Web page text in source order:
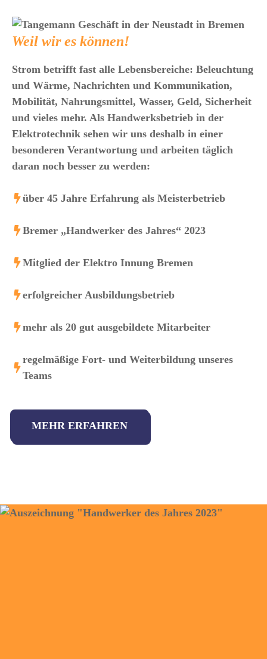
Weil wir es können!
Strom betrifft fast alle Lebensbereiche: Beleuchtung
und Wärme, Nachrichten und Kommunikation,
Mobilität, Nahrungsmittel, Wasser, Geld, Sicherheit
und vieles mehr. Als Handwerksbetrieb in der
Elektrotechnik sehen wir uns deshalb in einer
besonderen Verantwortung und arbeiten täglich
daran noch besser zu werden:
über 45 Jahre Erfahrung als Meisterbetrieb
Bremer „Handwerker des Jahres“ 2023
Mitglied der Elektro Innung Bremen
erfolgreicher Ausbildungsbetrieb
mehr als 20 gut ausgebildete Mitarbeiter
regelmäßige Fort- und Weiterbildung unseres
Teams
MEHR ERFAHREN